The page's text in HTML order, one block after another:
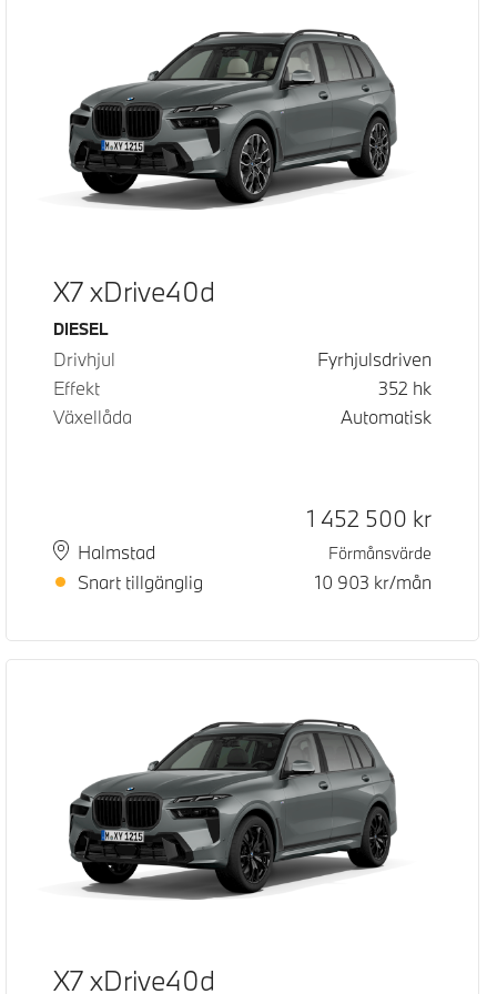
X7 xDrive40d
Bränsle
DIESEL
Drivhjul
Fyrhjulsdriven
Effekt
352 hk
Växellåda
Automatisk
PlatsHalmstad
Leveranstid
Snart tillgänglig
Kontantpris
1 452 500 kr
Förmånsvärde
10 903 kr/mån
X7 xDrive40d